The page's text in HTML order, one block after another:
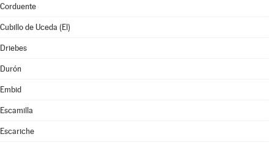
Corduente
Cubillo de Uceda (El)
Driebes
Durón
Embid
Escamilla
Escariche